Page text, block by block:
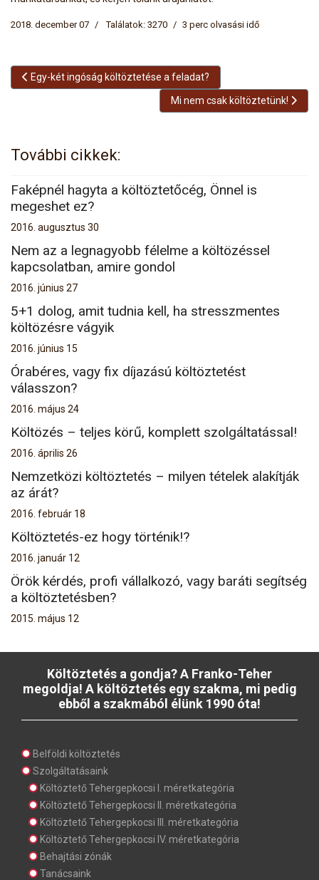
2018. december 07 Találatok: 3270 3 perc olvasási idő
Előző cikk: Egy-két ingóság költöztetése a feladat?
Egy-két ingóság költöztetése a feladat?
Következő cikk: Mi nem csak
Mi nem csak költöztetünk!
További cikkek:
Faképnél hagyta a költöztetőcég, Önnel is
megeshet ez?
2016. augusztus 30
Nem az a legnagyobb félelme a költözéssel
kapcsolatban, amire gondol
2016. június 27
5+1 dolog, amit tudnia kell, ha stresszmentes
költözésre vágyik
2016. június 15
Órabéres, vagy fix díjazású költöztetést
válasszon?
2016. május 24
Költözés – teljes körű, komplett szolgáltatással!
2016. április 26
Nemzetközi költöztetés – milyen tételek alakítják
az árát?
2016. február 18
Költöztetés-ez hogy történik!?
2016. január 12
Örök kérdés, profi vállalkozó, vagy baráti segítség
a költöztetésben?
2015. május 12
Költöztetés a gondja? A Franko-Teher
megoldja! A költöztetés egy szakma, mi pedig
ebből a szakmából élünk 1990 óta!
Belföldi költöztetés
Szolgáltatásaink
Költöztető Tehergepkocsi I. méretkategória
Költöztető Tehergepkocsi II. méretkategória
Költöztető Tehergepkocsi III. méretkategória
Költöztető Tehergepkocsi IV. méretkategória
Behajtási zónák
Tanácsaink